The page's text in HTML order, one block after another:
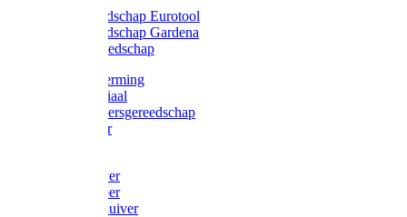
Handgereedschap Eurotool
Handgereedschap Gardena
Kindergereedschap
Kniebescherming
Afzetmateriaal
Stratenmakersgereedschap
Straathamer
Mestschuiver
Mestschraper
Sneeuwschuiver